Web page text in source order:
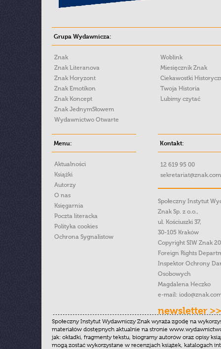
Grupa Wydawnicza:
Znak
Znak Literanova
Znak Horyzont
Znak Emotikon
Znak Koncept
Znak JednymSłowem
Wydawnictwo Otwarte
Woblink
Miesięcznik Znak
Ciekawostki
Twoja Historia
Lubimy czytać
Menu:
Aktualności
Książki
Autorzy
O nas
Księgarnia
Poczta literacka
Polityka cookies
Ochrona Sygnalistow
Kontakt:
12 619 95 00
Społeczny Instytut
Znak Sp. z o.o.,
ul. Kościuszki 37,
30-105 Kraków
Copyright SIW Znak
Foreign Rights
Inspektor Ochrony
Osobowych
Magdalena Heczko
e-mail:
newsletter >>
Społeczny Instytut Wydawniczy Znak wyraża zgodę na
materiałów dostępnych aktualnie na stronie
jak: okładki, fragmenty tekstu, biogramy autorów oraz opisy
mogą zostać wykorzystane w recenzjach książek, katalogach